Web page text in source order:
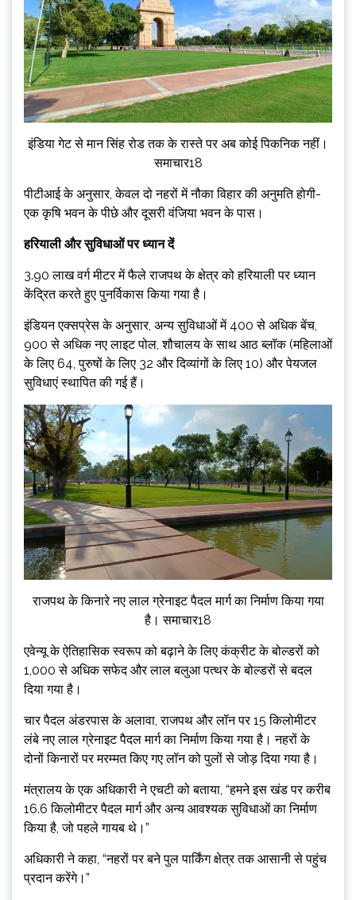
इंडिया गेट से मान सिंह रोड तक के रास्ते पर अब कोई पिकनिक नहीं।
समाचार18
पीटीआई के अनुसार, केवल दो नहरों में नौका विहार की अनुमति होगी-
एक कृषि भवन के पीछे और दूसरी वंजिया भवन के पास।
हरियाली और सुविधाओं पर ध्यान दें
3.90 लाख वर्ग मीटर में फैले राजपथ के क्षेत्र को हरियाली पर ध्यान
केंद्रित करते हुए पुनर्विकास किया गया है।
इंडियन एक्सप्रेस के अनुसार, अन्य सुविधाओं में 400 से अधिक बेंच,
900 से अधिक नए लाइट पोल, शौचालय के साथ आठ ब्लॉक (महिलाओं
के लिए 64, पुरुषों के लिए 32 और दिव्यांगों के लिए 10) और पेयजल
सुविधाएं स्थापित की गई हैं।
राजपथ के किनारे नए लाल ग्रेनाइट पैदल मार्ग का निर्माण किया गया
है। समाचार18
एवेन्यू के ऐतिहासिक स्वरूप को बढ़ाने के लिए कंक्रीट के बोल्डरों को
1,000 से अधिक सफेद और लाल बलुआ पत्थर के बोल्डरों से बदल
दिया गया है।
चार पैदल अंडरपास के अलावा, राजपथ और लॉन पर 15 किलोमीटर
लंबे नए लाल ग्रेनाइट पैदल मार्ग का निर्माण किया गया है। नहरों के
दोनों किनारों पर मरम्मत किए गए लॉन को पुलों से जोड़ दिया गया है।
मंत्रालय के एक अधिकारी ने एचटी को बताया, “हमने इस खंड पर करीब
16.6 किलोमीटर पैदल मार्ग और अन्य आवश्यक सुविधाओं का निर्माण
किया है, जो पहले गायब थे।”
अधिकारी ने कहा, “नहरों पर बने पुल पार्किंग क्षेत्र तक आसानी से पहुंच
प्रदान करेंगे।”